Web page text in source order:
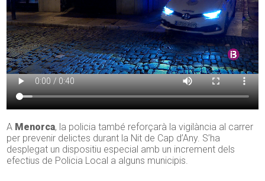
A Menorca, la policia també reforçarà la vigilància al carrer
per prevenir delictes durant la Nit de Cap d’Any. S’ha
desplegat un dispositiu especial amb un increment dels
efectius de Policia Local a alguns municipis.